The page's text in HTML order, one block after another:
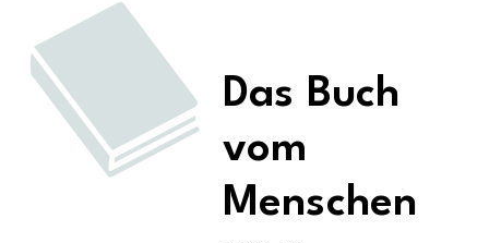
Das Buch
vom
Menschen